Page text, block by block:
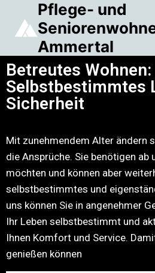
Pflege- und
Ammertal
Betreutes Wohnen:
Selbstbestimmtes
Sicherheit
Mit zunehmendem Alter ändern
die Ansprüche. Sie benötigen ab
möchten und können aber
selbstbestimmtes und
uns können Sie in angenehmer
Ihr Leben selbstbestimmt und
Ihnen Komfort und Service.
genießen können